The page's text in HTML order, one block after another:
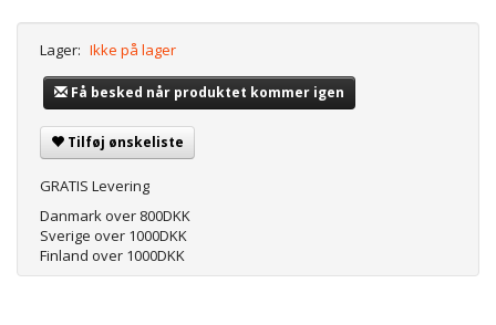
Lager: Ikke på lager
Få besked når produktet kommer igen
Tilføj ønskeliste
GRATIS Levering
Danmark over 800DKK
Sverige over 1000DKK
Finland over 1000DKK